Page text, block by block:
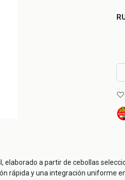
elaborado a partir de cebollas
rápida y una integración uniforme